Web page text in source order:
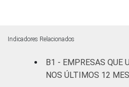
ATUAÇÃO -
Indicadores Relacionados
B1 - EMPRESAS QUE
NOS ÚLTIMOS 12